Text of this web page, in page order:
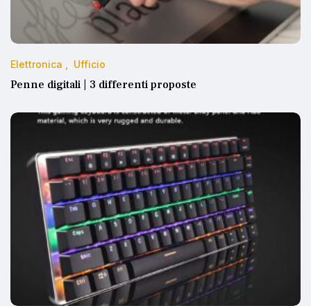
Elettronica Ufficio
Penne digitali | 3 differenti proposte